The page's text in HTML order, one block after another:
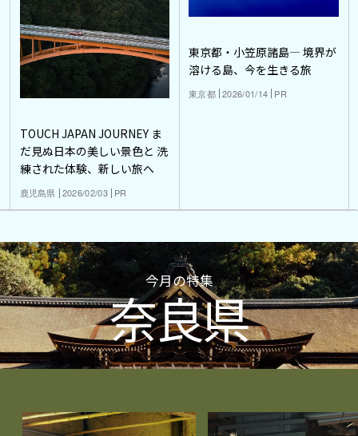
TOUCH JAPAN JOURNEY ま
だ見ぬ日本の美しい景色と 洗
練された体験、新しい旅へ
鹿児島県 2026/02/03 PR
東京都・小笠原諸島― 境界が
溶ける島、今を生きる旅
東京都 2026/01/14 PR
今月の特集
奈良県